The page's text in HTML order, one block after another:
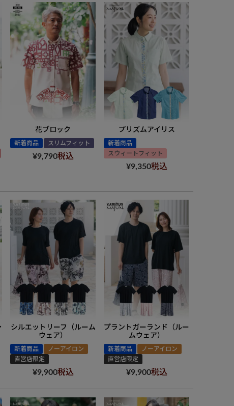
花ブロック
新着商品 スリムフィット
¥9,790税込
プリズムアイリス
新着商品
スウィートフィット
¥9,350税込
シルエットリーフ（ルーム
ウェア）
新着商品
ノーアイロン
直営店限定
¥9,900税込
プラントガーランド（ルー
ムウェア）
新着商品
ノーアイロン
直営店限定
¥9,900税込